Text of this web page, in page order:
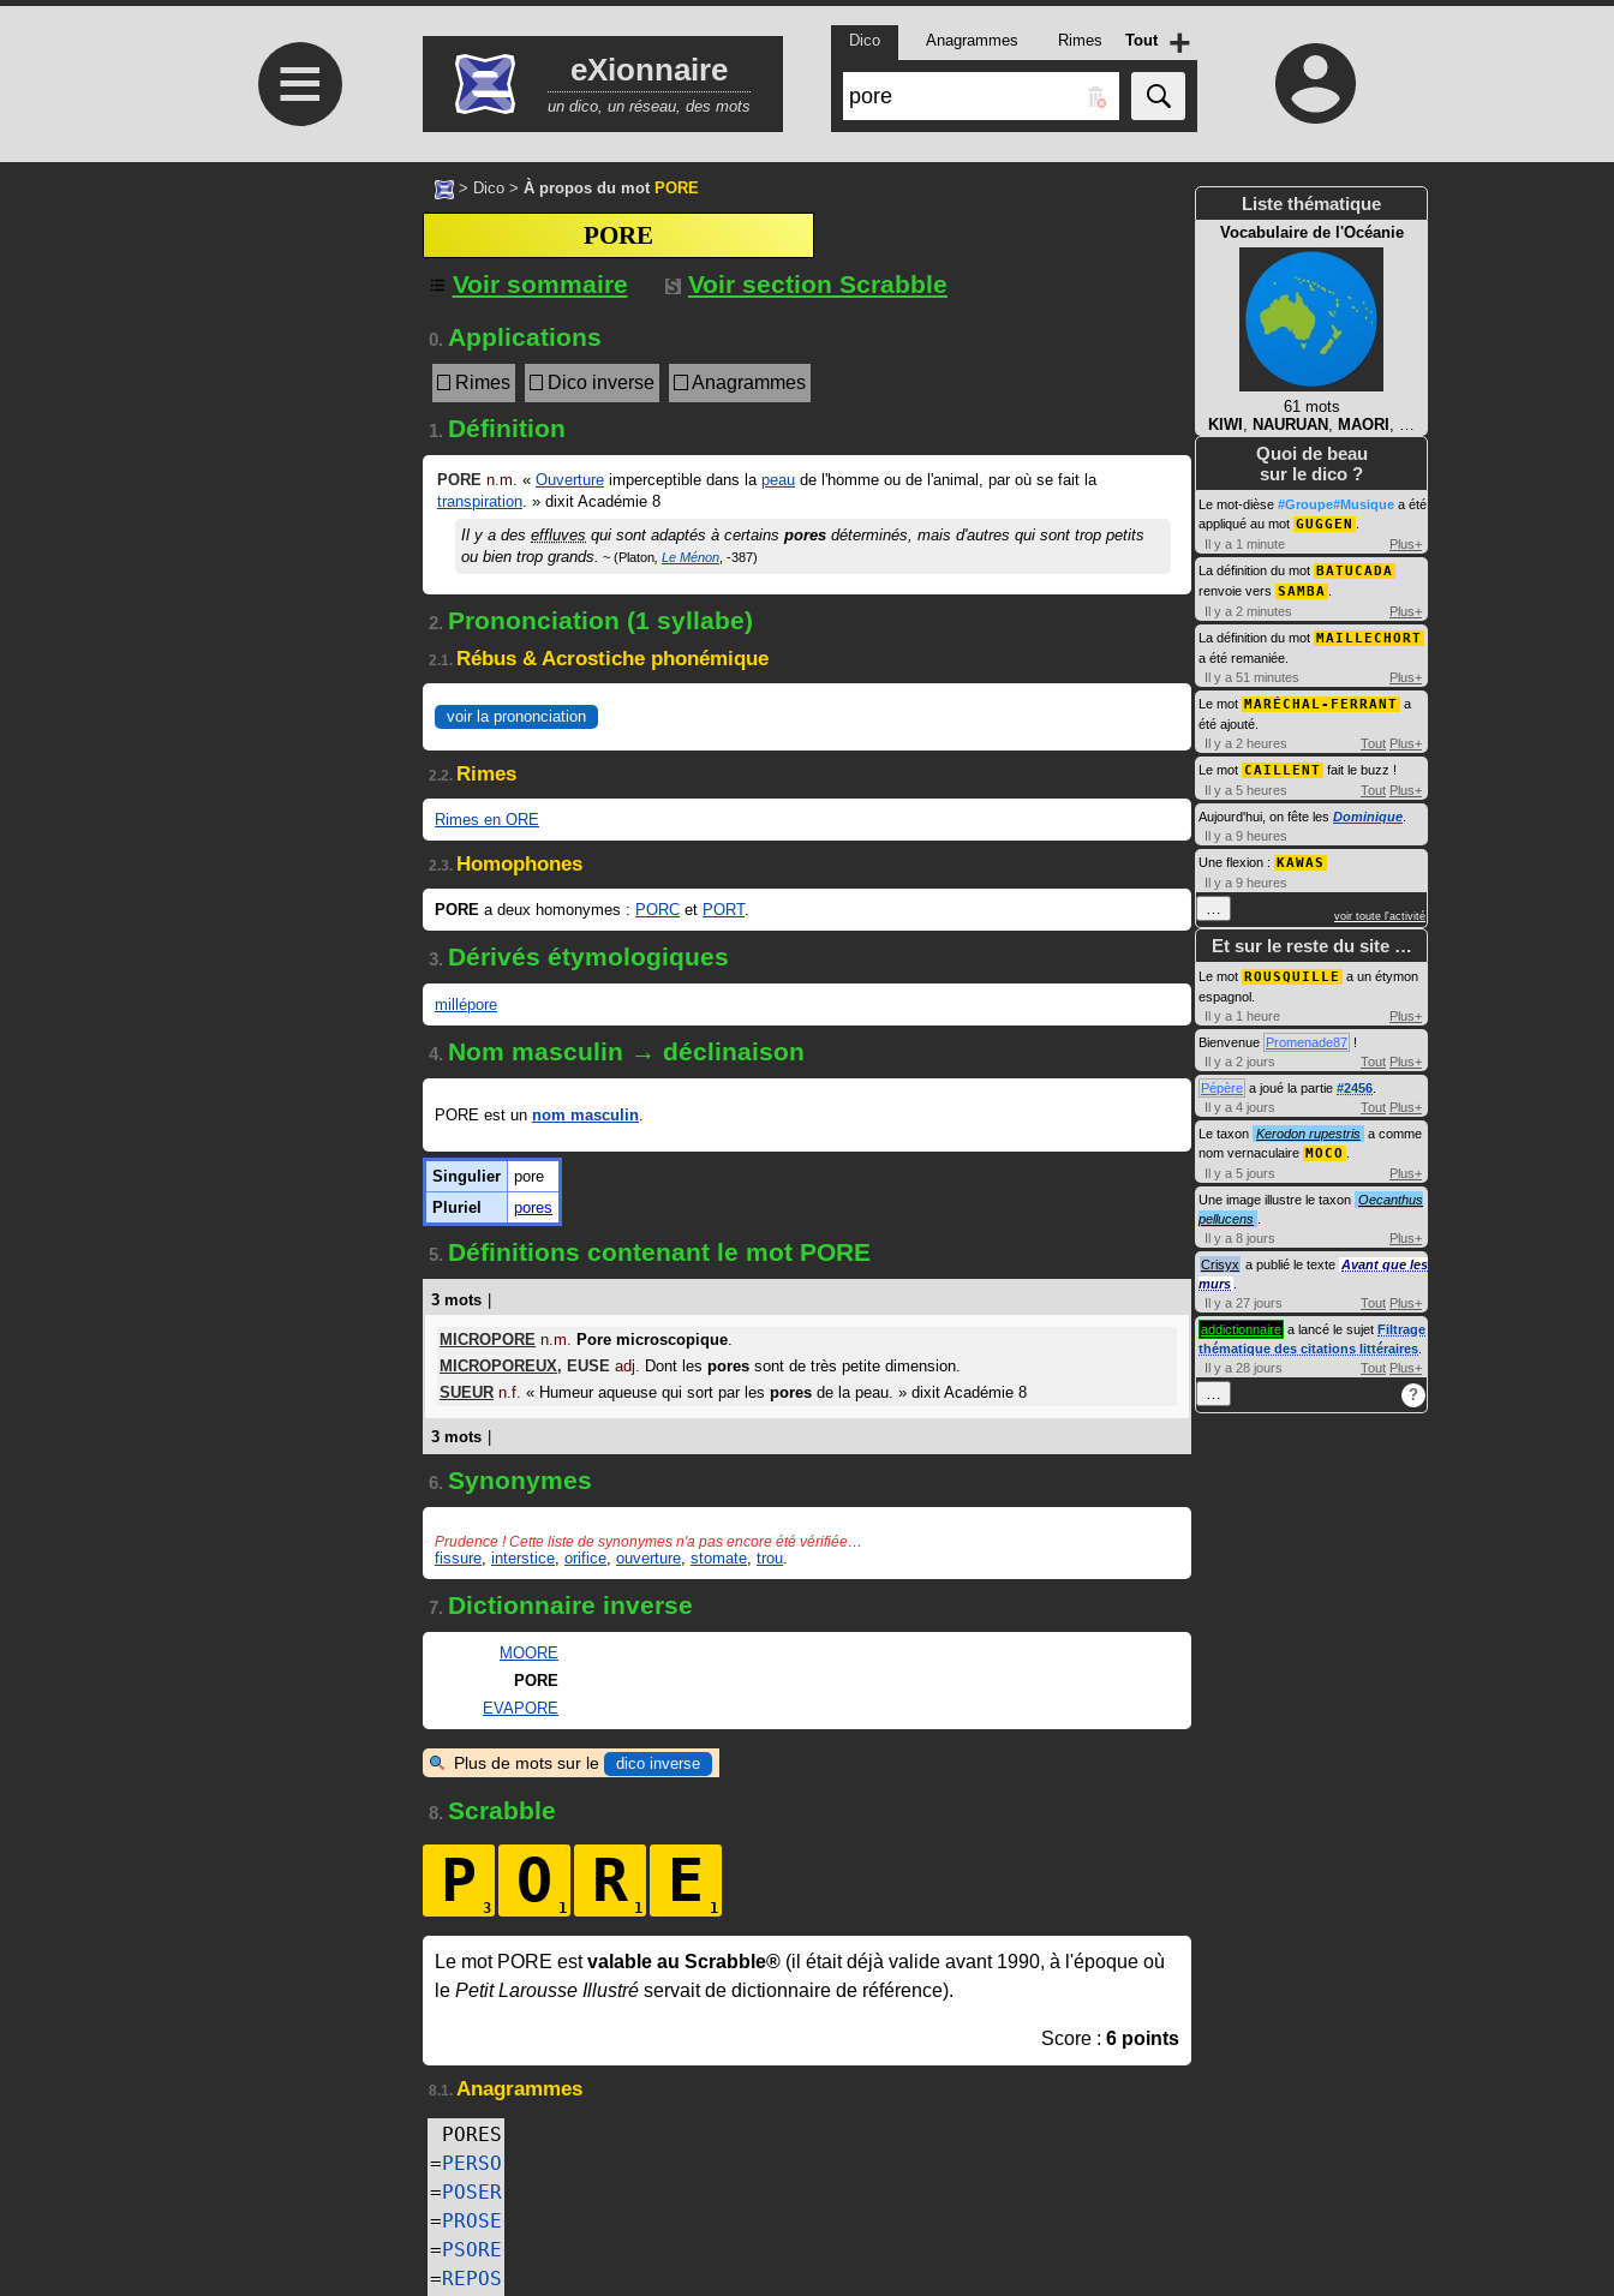
≡ eXionnaire
un dico, un réseau, des mots
Dico Anagrammes Rimes Tout +
> Dico > À propos du mot PORE
PORE
Voir sommaire
Voir section Scrabble
0. Applications
Rimes Dico inverse Anagrammes
1. Définition
PORE n.m. « Ouverture imperceptible dans la peau de l'homme ou de l'animal, par où se fait la
transpiration. » dixit Académie 8
Il y a des effluves qui sont adaptés à certains pores déterminés, mais d'autres qui sont trop petits
ou bien trop grands.
Platon Le Ménon -387
2. Prononciation (1 syllabe)
2.1. Rébus & Acrostiche phonémique
voir la prononciation
2.2. Rimes
Rimes en ORE
2.3. Homophones
PORE a deux homonymes : PORC et PORT.
3. Dérivés étymologiques
millépore
4. Nom masculin → déclinaison
PORE est un nom masculin.
Singulier
pore
Pluriel
pores
5. Définitions contenant le mot PORE
3 mots
MICROPORE n.m. Pore microscopique.
MICROPOREUX, EUSE adj. Dont les pores sont de très petite dimension.
SUEUR n.f. « Humeur aqueuse qui sort par les pores de la peau. » dixit Académie 8
3 mots
6. Synonymes
Prudence ! Cette liste de synonymes n'a pas encore été vérifiée…
fissure interstice orifice ouverture stomate trou
7. Dictionnaire inverse
MOORE
PORE
EVAPORE
Plus de mots sur le dico inverse
8. Scrabble
P O R E
Le mot PORE estvalable au Scrabble® (il était déjà valide avant 1990, à l'époque où
le Petit Larousse Illustré servait de dictionnaire de référence).
Score : 6 points
8.1. Anagrammes
PORES
=PERSO
=POSER
=PROSE
=PSORE
=REPOS
Liste thématique
Vocabulaire de l'Océanie
61 mots
KIWI , NAURUAN , MAORI , …
Quoi de beau
sur le dico ?
Le mot-dièse #Groupe#Musique a été
appliqué au mot GUGGEN
Il y a 1 minute
Plus+
La définition du mot BATUCADA
renvoie vers SAMBA
Il y a 2 minutes
Plus+
La définition du mot MAILLECHORT
a été remaniée.
Il y a 51 minutes
Plus+
Le mot MARÉCHAL-FERRANT a
été ajouté.
Il y a 2 heures
Tout Plus+
Le mot CAILLENT fait le buzz !
Il y a 5 heures
Tout Plus+
Aujourd'hui, on fête les Dominique
Il y a 9 heures
Une flexion : KAWAS
Il y a 9 heures
… voir toute l'activité
Et sur le reste du site …
Le mot ROUSQUILLE a un étymon
espagnol.
Il y a 1 heure
Plus+
Bienvenue Promenade87 !
Il y a 2 jours
Tout Plus+
Pépère a joué la partie #2456
Il y a 4 jours
Tout Plus+
Le taxon Kerodon rupestris a comme
nom vernaculaire MOCO
Il y a 5 jours
Plus+
Une image illustre le taxon Oecanthus
pellucens
Il y a 8 jours
Plus+
Crisyx a publié le texte Avant que les
murs
Il y a 27 jours
Tout Plus+
addictionnaire a lancé le sujet Filtrage
thématique des citations littéraires
Il y a 28 jours
Tout Plus+
… ?